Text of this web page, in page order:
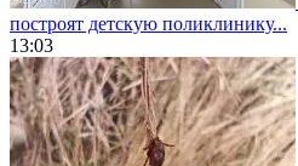
построят детскую поликлинику...
13:03